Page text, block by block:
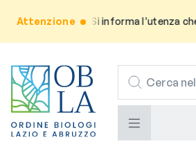
Attenzione
Avviso: Si informa l’utenza che
CERCA